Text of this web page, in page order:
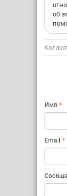
об
Имя
Email